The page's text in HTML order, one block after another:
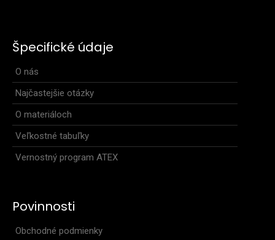
• priliehavý členený strih vyrobený z veľmi pružného materiálu
Espan v kombinácii so sieťovaným mate..
Špecifické údaje
O nás
Najčastejšie otázky
O materiáloch
Veľkostné tabuľky
Vernostný program ATEX
Povinnosti
Obchodné podmienky